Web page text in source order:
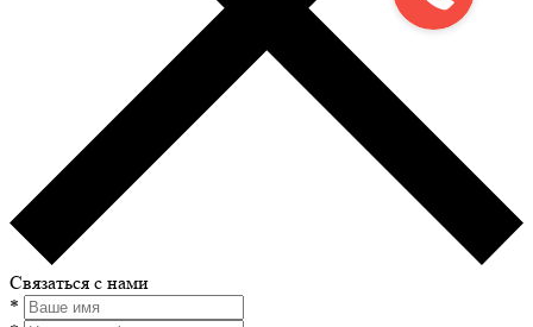
Связаться с нами
*